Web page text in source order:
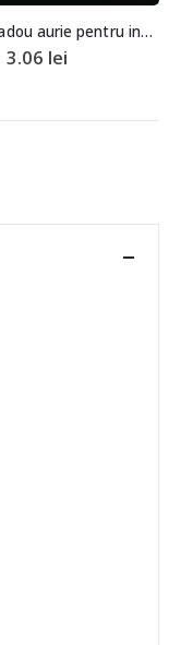
Cutie cadou aurie pentru inel/cercei
3.06 lei